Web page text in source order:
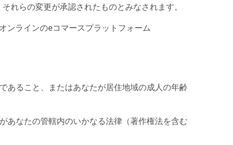
れらの変更が承認されたものとみなされます。
ンラインのeコマースプラットフォーム
あること、またはあなたが居住地域の成人の年齢
あなたの管轄内のいかなる法律（著作権法を含む